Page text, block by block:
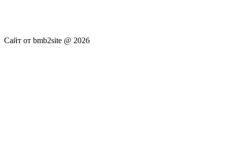
Сайт от bmb2site @ 2026